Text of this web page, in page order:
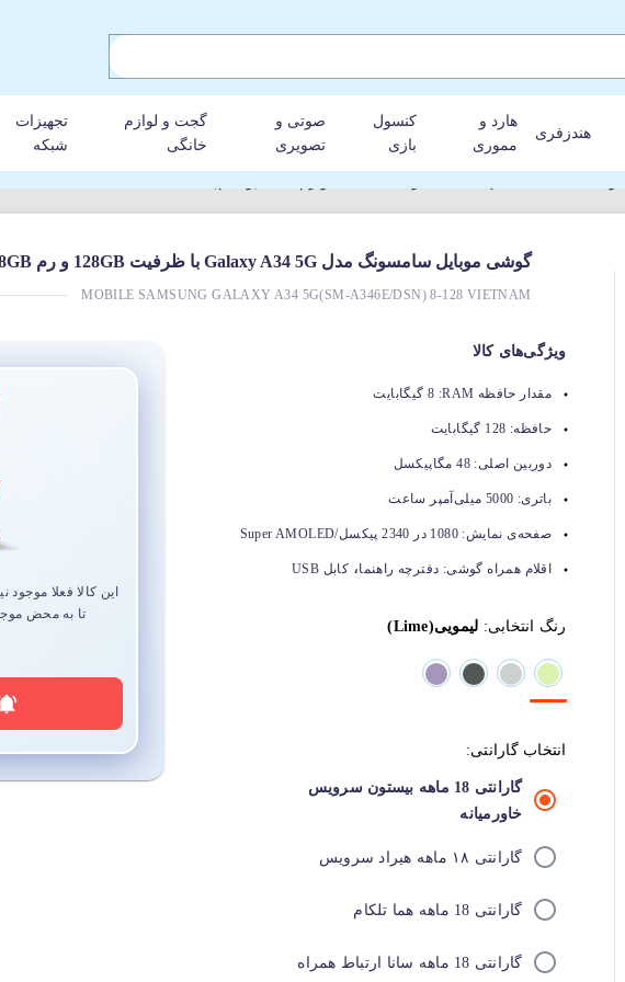
هندزفری
هارد و
مموری
کنسول
بازی
صوتی و
تصویری
گجت و لوازم
خانگی
تجهیزات
شبکه
گوشی موبایل سامسونگ مدل Galaxy A34 5G با ظرفیت 128GB و رم 8GB (ویتنام)
MOBILE SAMSUNG GALAXY A34 5G(SM-A346E/DSN) 8-128 VIETNAM
ویژگی‌های کالا
مقدار حافظه RAM: 8 گیگابایت
حافظه: 128 گیگابایت
دوربین اصلی: 48 مگاپیکسل
باتری: 5000 میلی‌آمپر ساعت
صفحه‌ی نمایش: 1080 در 2340 پیکسل/Super AMOLED
اقلام همراه گوشی: دفترچه راهنما، کابل USB
رنگ انتخابی: لیمویی(Lime)
انتخاب گارانتی:
گارانتی 18 ماهه بیستون سرویس
خاورمیانه
گارانتی ۱۸ ماهه هیراد سرویس
گارانتی 18 ماهه هما تلکام
گارانتی 18 ماهه سانا ارتباط همراه
این کالا فعلا موجود
تا به محض